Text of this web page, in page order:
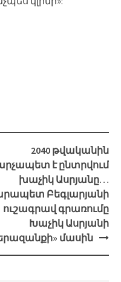
2040 թվականին
է ընտրվում
խաչիկ Ասրյանը…
Բեգլարյանի
ուշագրավ գրառումը
Խաչիկ Ասրյանի
մասին